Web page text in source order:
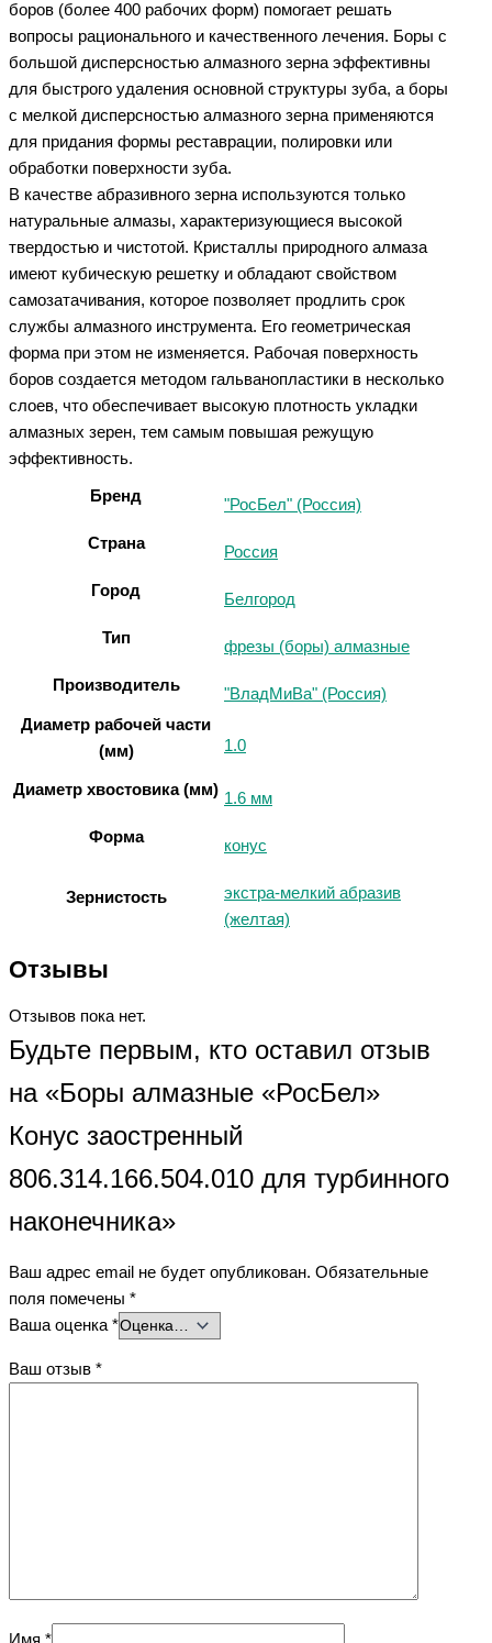
боров (более 400 рабочих форм) помогает решать
вопросы рационального и качественного лечения. Боры с
большой дисперсностью алмазного зерна эффективны
для быстрого удаления основной структуры зуба, а боры
с мелкой дисперсностью алмазного зерна применяются
для придания формы реставрации, полировки или
обработки поверхности зуба.
В качестве абразивного зерна используются только
натуральные алмазы, характеризующиеся высокой
твердостью и чистотой. Кристаллы природного алмаза
имеют кубическую решетку и обладают свойством
самозатачивания, которое позволяет продлить срок
службы алмазного инструмента. Его геометрическая
форма при этом не изменяется. Рабочая поверхность
боров создается методом гальванопластики в несколько
слоев, что обеспечивает высокую плотность укладки
алмазных зерен, тем самым повышая режущую
эффективность.
Бренд "РосБел" (Россия)
Страна Россия
Город Белгород
Тип фрезы (боры) алмазные
Производитель
"ВладМиВа" (Россия)
Диаметр рабочей части
(мм)
1.0
Диаметр хвостовика (мм) 1.6 мм
Форма конус
Зернистость
экстра-мелкий абразив
(желтая)
Отзывы
Отзывов пока нет.
Будьте первым, кто оставил отзыв
на «Боры алмазные «РосБел»
Конус заостренный
806.314.166.504.010 для турбинного
наконечника»
Ваш адрес email не будет опубликован. Обязательные
поля помечены *
Ваша оценка*
Ваш отзыв *